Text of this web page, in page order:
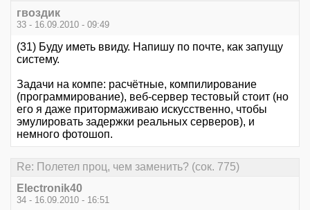
гвоздик
33 - 16.09.2010 - 09:49
(31) Буду иметь ввиду. Напишу по почте, как запущу
систему.
Задачи на компе: расчётные, компилирование
(программирование), веб-сервер тестовый стоит (но
его я даже притормаживаю искусственно, чтобы
эмулировать задержки реальных серверов), и
немного фотошоп.
Re: Полетел проц, чем заменить? (сок. 775)
Electronik40
34 - 16.09.2010 - 16:51